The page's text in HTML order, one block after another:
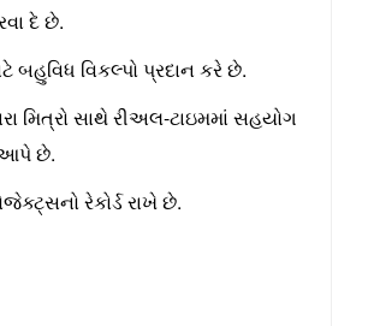
દે છે.
બહુવિધ વિકલ્પો પ્રદાન કરે છે.
મિત્રો સાથે રીઅલ-ટાઇમમાં સહયોગ
આપે છે.
રેકોર્ડ રાખે છે.